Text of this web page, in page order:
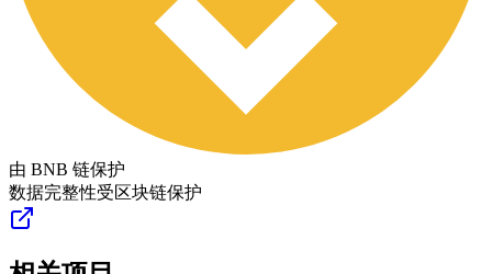
由 BNB 链保护
数据完整性受区块链保护